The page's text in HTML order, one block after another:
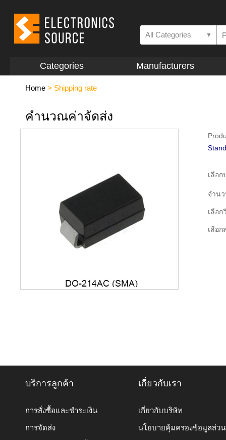
All Categories ▼
Categories Manufacturers
Home > Shipping rate
คำนวณค่าจัดส่ง
เลือก
จำน
เลือก
เลือก
บริการลูกค้า
การสั่งซื้อและชำระเงิน
การจัดส่ง
เกี่ยวกับเรา
เกี่ยวกับบริษัท
นโยบายคุ้มครองข้อมูลส่ว